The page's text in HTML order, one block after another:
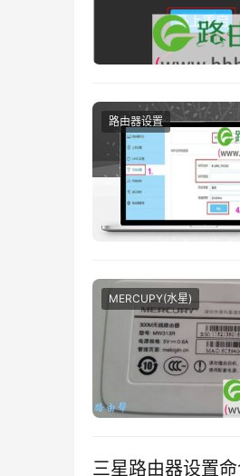
路由器设置
MERCUPY(水星)
三星路由器设置